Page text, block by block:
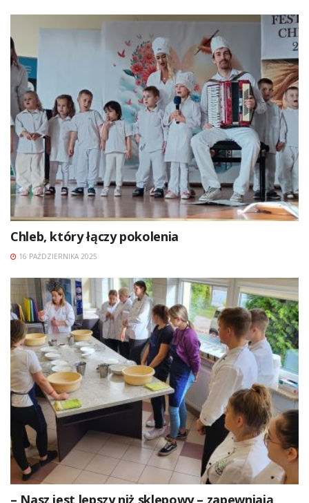
Chleb, który łączy pokolenia
16 PAŹDZIERNIKA 2025
– Nasz jest lepszy niż sklepowy – zapewniają